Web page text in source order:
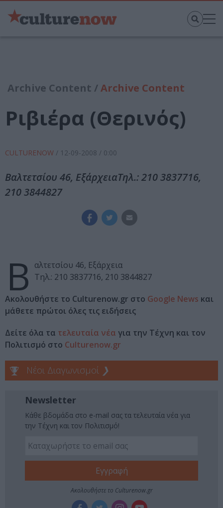
Archive Content /Archive Content
Ριβιέρα (Θερινός)
CULTURENOW / 12-09-2008 / 0:00
Βαλτετσίου 46, ΕξάρχειαΤηλ.: 210 3837716,
210 3844827
Β αλτετσίου 46, Εξάρχεια
Τηλ.: 210 3837716, 210 3844827
Ακολουθήστε το Culturenow.gr στο Google News και
μάθετε πρώτοι όλες τις ειδήσεις
Δείτε όλα τα τελευταία νέα για την Τέχνη και τον
Πολιτισμό στο Culturenow.gr
Νέοι Διαγωνισμοί ❯
Newsletter
Κάθε βδομάδα στο e-mail σας τα τελευταία νέα για
την Τέχνη και τον Πολιτισμό!
Ακολουθήστε το Culturenow.gr